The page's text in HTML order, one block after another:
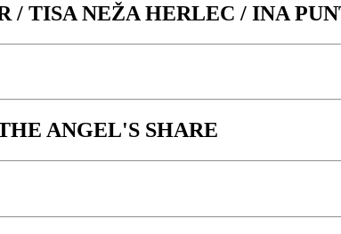
/ TISA NEŽA HERLEC / INA
ANGEL'S SHARE